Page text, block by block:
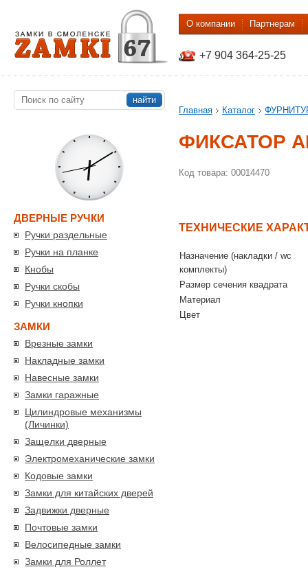
О компании Партнерам
+7 904 364-25-25
найти
ДВЕРНЫЕ РУЧКИ
Ручки раздельные
Ручки на планке
Кнобы
Ручки скобы
Ручки кнопки
ЗАМКИ
Врезные замки
Накладные замки
Навесные замки
Замки гаражные
Цилиндровые механизмы
(Личинки)
Защелки дверные
Электромеханические замки
Кодовые замки
Замки для китайских дверей
Задвижки дверные
Почтовые замки
Велосипедные замки
Замки для Роллет
Главная Каталог
ФИКСАТОР
Код товара: 00014470
ТЕХНИЧЕСКИЕ
Назначение (накладки / wc
комплекты)
Размер сечения квадрата
Материал
Цвет